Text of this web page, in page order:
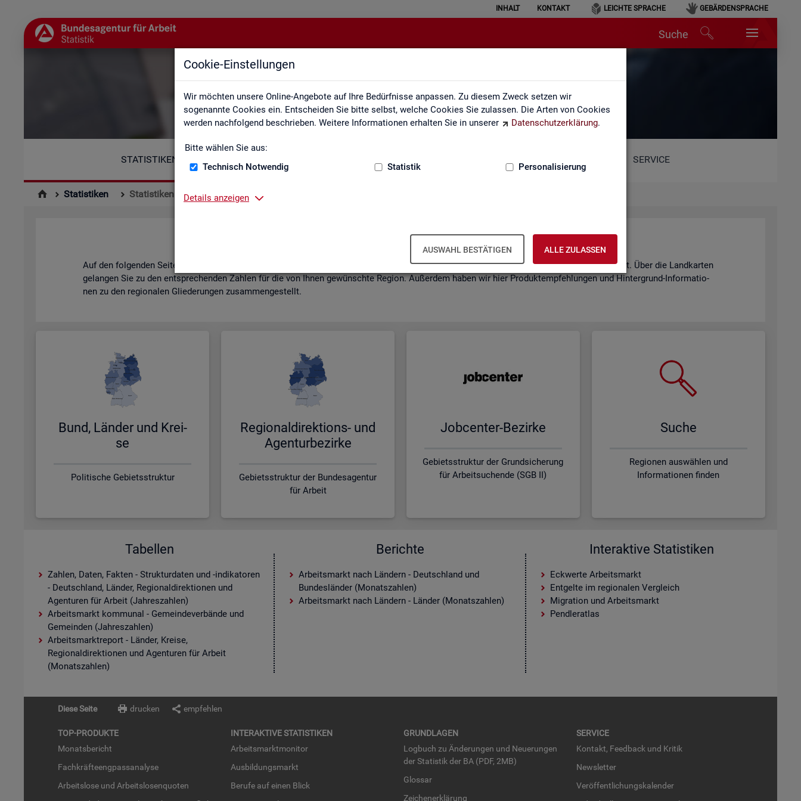
Cookie-Einstellungen
Wir möchten unsere Online-Angebote auf Ihre Bedürfnisse anpassen. Zu diesem Zweck setzen wir
sogenannte Cookies ein. Entscheiden Sie bitte selbst, welche Cookies Sie zulassen. Die Arten von Cookies
werden nachfolgend beschrieben. Weitere Informationen erhalten Sie in unserer
Datenschutzerklärung.
Bitte wählen Sie aus:
Technisch Notwendig
Statistik Personalisierung
Details anzeigen
AUSWAHL BESTÄTIGEN ALLE ZULASSEN
INHALT KONTAKT LEICHTE SPRACHE GEBÄRDENSPRACHE
Suche
Statistiken nach Regionen
STATISTIKEN SERVICE
Statistiken Statistiken nach Regionen
Sta­tis­ti­ken nach Re­gio­nen
Auf den fol­gen­den Sei­ten fin­den Sie Land­kar­ten und Ta­bel­len mit den wich­tigs­ten ak­tu­el­len Eck­wer­ten zum Ar­beits- und Aus­bil­dungs­markt. Über die Land­kar­ten
ge­lan­gen Sie zu den ent­spre­chen­den Zah­len für die von Ihnen ge­wünsch­te Re­gi­on. Au­ßer­dem haben wir hier Pro­dukt­emp­feh­lun­gen und Hin­ter­grund-In­for­ma­tio­
nen zu den re­gio­na­len Glie­de­run­gen zu­sam­men­ge­stellt.
Bund, Län­der und Krei­
se
Politische Gebietsstruktur
Re­gio­nal­di­rek­ti­ons- und
Agen­tur­be­zir­ke
Gebietsstruktur der Bundesagentur
für Arbeit
Job­cen­ter-Be­zir­ke
Gebietsstruktur der Grundsicherung
für Arbeitsuchende (SGB II)
Suche
Regionen auswählen und
Informationen finden
Tabellen
Zahlen, Daten, Fakten - Strukturdaten und -indikatoren
- Deutschland, Länder, Regionaldirektionen und
Agenturen für Arbeit (Jahreszahlen)
Arbeitsmarkt kommunal - Gemeindeverbände und
Gemeinden (Jahreszahlen)
Arbeitsmarktreport - Länder, Kreise,
Regionaldirektionen und Agenturen für Arbeit
(Monatszahlen)
Berichte
Arbeitsmarkt nach Ländern - Deutschland und
Bundesländer (Monatszahlen)
Arbeitsmarkt nach Ländern - Länder (Monatszahlen)
Interaktive Statistiken
Eckwerte Arbeitsmarkt
Entgelte im regionalen Vergleich
Migration und Arbeitsmarkt
Pendleratlas
Diese Seite drucken empfehlen
TOP-PRO­DUK­TE
Mo­nats­be­richt
Fach­kräf­te­eng­pass­ana­ly­se
Ar­beits­lo­se und Ar­beits­lo­sen­quo­ten
IN­TER­AK­TI­VE STA­TIS­TI­KEN
Ar­beits­markt­mo­ni­tor
Aus­bil­dungs­markt
Be­ru­fe auf einen Blick
GRUND­LA­GEN
Log­buch zu Än­de­run­gen und Neue­run­gen
der Sta­tis­tik der BA (PDF, 2MB)
Glos­sar
Zei­chen­er­klä­rung
SER­VICE
Kon­takt, Feed­back und Kri­tik
News­let­ter
Ver­öf­fent­li­chungs­ka­len­der